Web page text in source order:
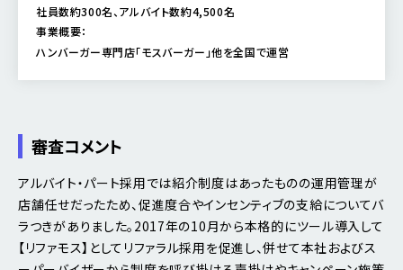
社員数約300名、アルバイト数約4,500名
事業概要：
ハンバーガー専門店「モスバーガー」他を全国で運営
審査コメント
アルバイト・パート採用では紹介制度はあったものの運用管理が
店舗任せだったため、促進度合やインセンティブの支給についてバ
ラつきがありました。2017年の10月から本格的にツール導入して
【リファモス】としてリファラル採用を促進し、併せて本社およびス